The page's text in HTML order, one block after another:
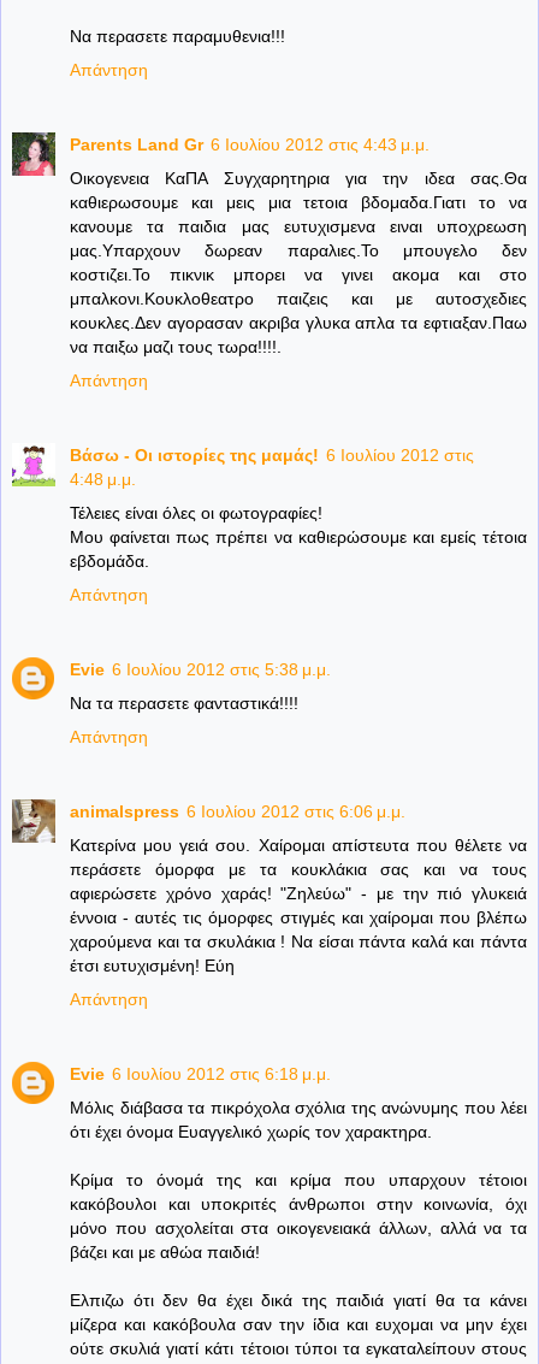
Να περασετε παραμυθενια!!!
Απάντηση
Parents Land Gr 6 Ιουλίου 2012 στις 4:43 μ.μ.
Οικογενεια ΚαΠΑ Συγχαρητηρια για την ιδεα σας.Θα
καθιερωσουμε και μεις μια τετοια βδομαδα.Γιατι το να
κανουμε τα παιδια μας ευτυχισμενα ειναι υποχρεωση
μας.Υπαρχουν δωρεαν παραλιες.Το μπουγελο δεν
κοστιζει.Το πικνικ μπορει να γινει ακομα και στο
μπαλκονι.Κουκλοθεατρο παιζεις και με αυτοσχεδιες
κουκλες.Δεν αγορασαν ακριβα γλυκα απλα τα εφτιαξαν.Παω
να παιξω μαζι τους τωρα!!!!.
Απάντηση
Βάσω - Οι ιστορίες της μαμάς! 6 Ιουλίου 2012 στις
4:48 μ.μ.
Τέλειες είναι όλες οι φωτογραφίες!
Μου φαίνεται πως πρέπει να καθιερώσουμε και εμείς τέτοια
εβδομάδα.
Απάντηση
Evie 6 Ιουλίου 2012 στις 5:38 μ.μ.
Να τα περασετε φανταστικά!!!!
Απάντηση
animalspress 6 Ιουλίου 2012 στις 6:06 μ.μ.
Κατερίνα μου γειά σου. Χαίρομαι απίστευτα που θέλετε να
περάσετε όμορφα με τα κουκλάκια σας και να τους
αφιερώσετε χρόνο χαράς! "Ζηλεύω" - με την πιό γλυκειά
έννοια - αυτές τις όμορφες στιγμές και χαίρομαι που βλέπω
χαρούμενα και τα σκυλάκια ! Να είσαι πάντα καλά και πάντα
έτσι ευτυχισμένη! Εύη
Απάντηση
Evie 6 Ιουλίου 2012 στις 6:18 μ.μ.
Μόλις διάβασα τα πικρόχολα σχόλια της ανώνυμης που λέει
ότι έχει όνομα Ευαγγελικό χωρίς τον χαρακτηρα.
Κρίμα το όνομά της και κρίμα που υπαρχουν τέτοιοι
κακόβουλοι και υποκριτές άνθρωποι στην κοινωνία, όχι
μόνο που ασχολείται στα οικογενειακά άλλων, αλλά να τα
βάζει και με αθώα παιδιά!
Ελπιζω ότι δεν θα έχει δικά της παιδιά γιατί θα τα κάνει
μίζερα και κακόβουλα σαν την ίδια και ευχομαι να μην έχει
ούτε σκυλιά γιατί κάτι τέτοιοι τύποι τα εγκαταλείπουν στους